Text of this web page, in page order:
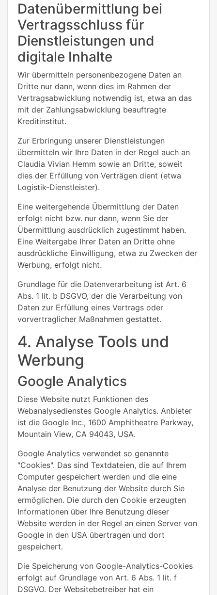
Datenübermittlung bei
Vertragsschluss für
Dienstleistungen und
digitale Inhalte
Wir übermitteln personenbezogene Daten an
Dritte nur dann, wenn dies im Rahmen der
Vertragsabwicklung notwendig ist, etwa an das
mit der Zahlungsabwicklung beauftragte
Kreditinstitut.
Zur Erbringung unserer Dienstleistungen
übermitteln wir Ihre Daten in der Regel auch an
Claudia Vivian Hemm sowie an Dritte, soweit
dies der Erfüllung von Verträgen dient (etwa
Logistik-Dienstleister).
Eine weitergehende Übermittlung der Daten
erfolgt nicht bzw. nur dann, wenn Sie der
Übermittlung ausdrücklich zugestimmt haben.
Eine Weitergabe Ihrer Daten an Dritte ohne
ausdrückliche Einwilligung, etwa zu Zwecken der
Werbung, erfolgt nicht.
Grundlage für die Datenverarbeitung ist Art. 6
Abs. 1 lit. b DSGVO, der die Verarbeitung von
Daten zur Erfüllung eines Vertrags oder
vorvertraglicher Maßnahmen gestattet.
4. Analyse Tools und
Werbung
Google Analytics
Diese Website nutzt Funktionen des
Webanalysedienstes Google Analytics. Anbieter
ist die Google Inc., 1600 Amphitheatre Parkway,
Mountain View, CA 94043, USA.
Google Analytics verwendet so genannte
"Cookies". Das sind Textdateien, die auf Ihrem
Computer gespeichert werden und die eine
Analyse der Benutzung der Website durch Sie
ermöglichen. Die durch den Cookie erzeugten
Informationen über Ihre Benutzung dieser
Website werden in der Regel an einen Server von
Google in den USA übertragen und dort
gespeichert.
Die Speicherung von Google-Analytics-Cookies
erfolgt auf Grundlage von Art. 6 Abs. 1 lit. f
DSGVO. Der Websitebetreiber hat ein